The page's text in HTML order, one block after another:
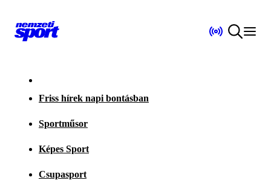
Friss hírek napi bontásban
Sportműsor
Képes Sport
Csupasport